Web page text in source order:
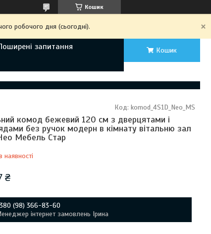
Кошик
робочого дня (сьогодні).
запитання
Кошик
комод бежевий 120 см з дверцятами і
без ручок модерн в кімнату вітальню зал
Мебель Стар
наявності
Код: komod_4S1D_Neo_MS
₴
(98) 366-83-60
інтернет замовлень Ірина